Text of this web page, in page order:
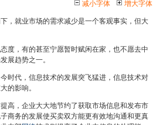
减小字体 增大字体
就业市场的需求减少是一个客观事实，但大
，有的甚至宁愿暂时赋闲在家，也不愿去中
展趋势之一。
代，信息技术的发展突飞猛进，信息技术对
的影响。
高，企业大大地节约了获取市场信息和发布市
商务的发展使买卖双方能更有效地沟通和更真